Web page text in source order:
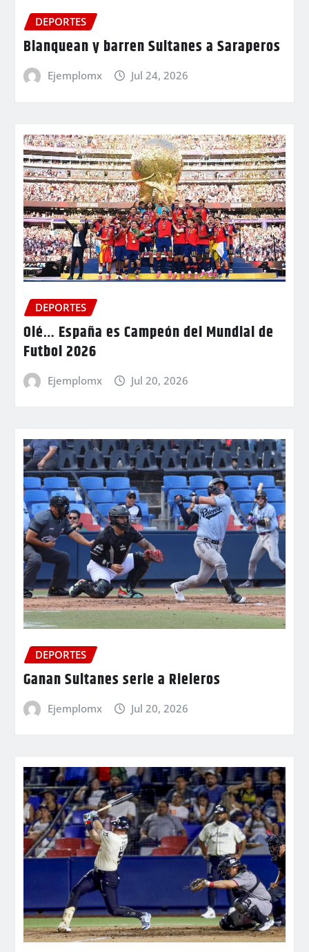
DEPORTES
Blanquean y barren Sultanes a Saraperos
Ejemplomx Jul 24, 2026
DEPORTES
Olé… España es Campeón del Mundial de
Futbol 2026
Ejemplomx Jul 20, 2026
DEPORTES
Ganan Sultanes serie a Rieleros
Ejemplomx Jul 20, 2026